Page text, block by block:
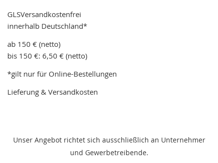
GLSVersandkostenfrei
innerhalb Deutschland*
ab 150 € (netto)
bis 150 €: 6,50 € (netto)
*gilt nur für Online-Bestellungen
Lieferung & Versandkosten
Unser Angebot richtet sich ausschließlich an Unternehmer
und Gewerbetreibende.